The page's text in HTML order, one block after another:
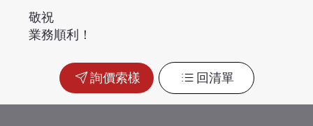
敬祝
業務順利！
詢價索樣 回清單